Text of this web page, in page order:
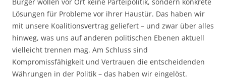
Lösungen für Probleme vor ihrer Haustür. Das haben wir
mit unsere Koalitionsvertrag geliefert – und zwar über alles
hinweg, was uns auf anderen politischen Ebenen aktuell
vielleicht trennen mag. Am Schluss sind
Kompromissfähigkeit und Vertrauen die entscheidenden
Währungen in der Politik – das haben wir eingelöst.